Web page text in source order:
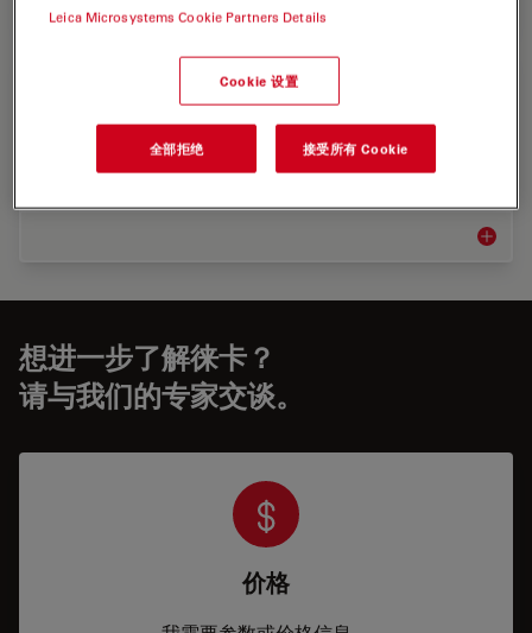
型配置，徕卡显微系统均可针对广泛的显微手术应用提供定制
整形手
想进一步了解徕卡？
请与我们的专家交谈。
价格
Leica Microsystems Cookie Partners Details
Cookie 设置
全部拒绝 接受所有 Cookie